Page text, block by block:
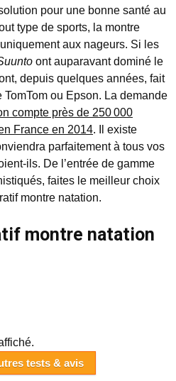
pour une bonne santé au
type de sports, la montre
aux nageurs. Si les
ont auparavant dominé le
depuis quelques années, fait
TomTom ou Epson. La demande
compte près de 250000
France en 2014. Il existe
parfaitement à tous vos
ils. De l’entrée de gamme
faites le meilleur choix
montre natation.
montre natation
tests & avis